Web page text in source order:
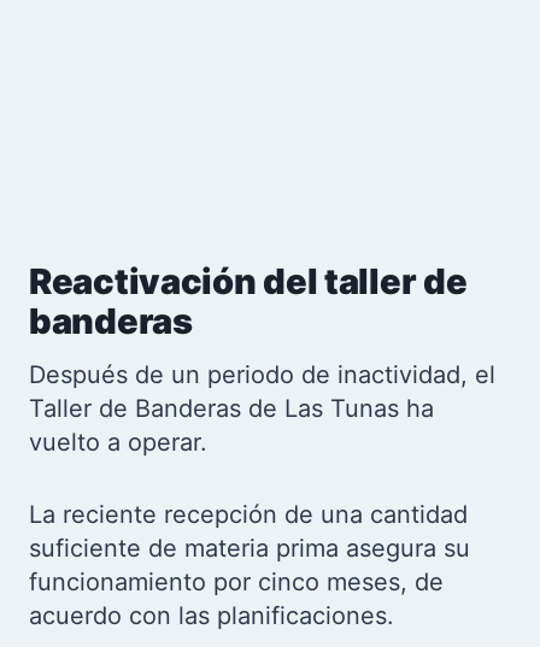
Reactivación del taller de
banderas
Después de un periodo de inactividad, el
Taller de Banderas de Las Tunas ha
vuelto a operar.
La reciente recepción de una cantidad
suficiente de materia prima asegura su
funcionamiento por cinco meses, de
acuerdo con las planificaciones.